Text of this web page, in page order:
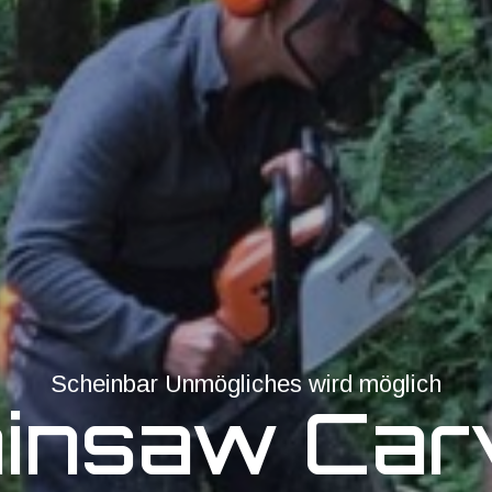
Scheinbar Unmögliches wird möglich